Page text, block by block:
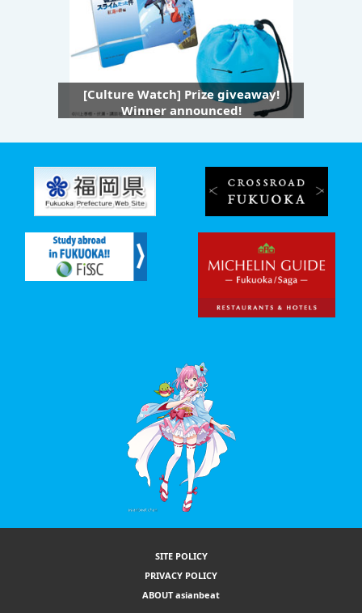
[Culture Watch] Prize giveaway!
Winner announced!
SITE POLICY
PRIVACY POLICY
ABOUT asianbeat